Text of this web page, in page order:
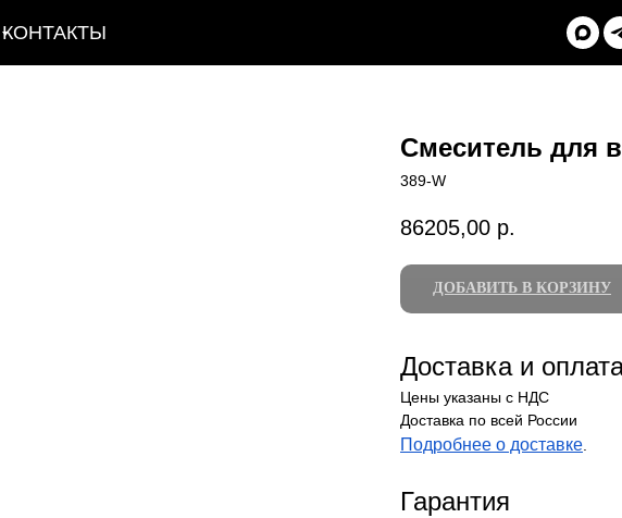
КОНТАКТЫ
Смеситель для
389-W
86205,00 р.
ДОБАВИТЬ В КОРЗИНУ
Доставка и
Цены указаны с НДС
Доставка по всей России
Подробнее о доставке.
Гарантия